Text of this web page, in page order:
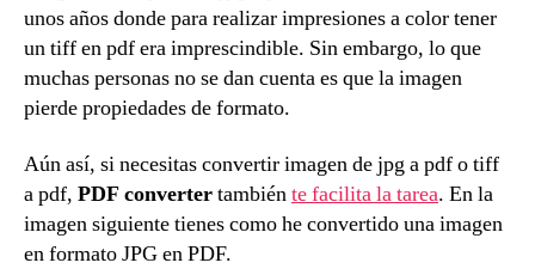
unos años donde para realizar impresiones a color tener
un tiff en pdf era imprescindible. Sin embargo, lo que
muchas personas no se dan cuenta es que la imagen
pierde propiedades de formato.
Aún así, si necesitas convertir imagen de jpg a pdf o tiff
a pdf, PDF convertertambiénte facilita la tarea. En la
imagen siguiente tienes como he convertido una imagen
en formato JPG en PDF.